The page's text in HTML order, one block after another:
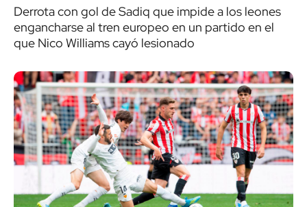
Derrota con gol de Sadiq que impide a los leones
engancharse al tren europeo en un partido en el
que Nico Williams cayó lesionado